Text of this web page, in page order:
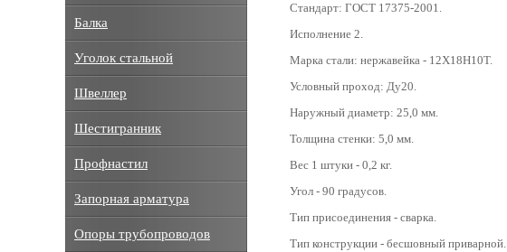
Стандарт: ГОСТ 17375-2001.
Исполнение 2.
Марка стали: нержавейка - 12Х18Н10Т.
Условный проход: Ду20.
Наружный диаметр: 25,0 мм.
Толщина стенки: 5,0 мм.
Вес 1 штуки - 0,2 кг.
Угол - 90 градусов.
Тип присоединения - сварка.
Тип конструкции - бесшовный приварной.
Балка
Уголок стальной
Швеллер
Шестигранник
Профнастил
Запорная арматура
Опоры трубопроводов